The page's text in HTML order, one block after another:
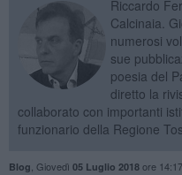
Riccardo
Calcinaia.
numerosi
sue
poesia del
diretto la
collaborato con importanti
funzionario della Regione
Blog Giovedì 05 Luglio 2018ore 14:17